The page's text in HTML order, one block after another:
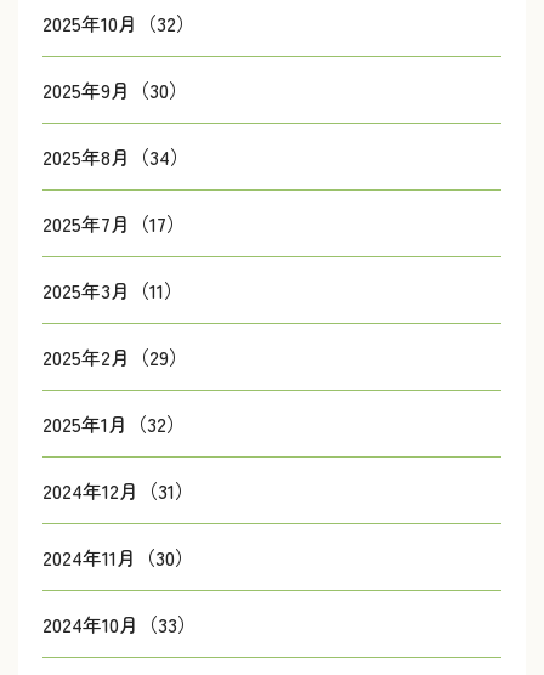
2025年10月（32）
2025年9月（30）
2025年8月（34）
2025年7月（17）
2025年3月（11）
2025年2月（29）
2025年1月（32）
2024年12月（31）
2024年11月（30）
2024年10月（33）